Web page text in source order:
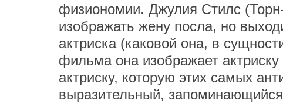
физиономии. Джулия Стилс
изображать жену посла, но
актриска (каковой она, в
фильма она изображает
актриску, которую этих самых
выразительный,